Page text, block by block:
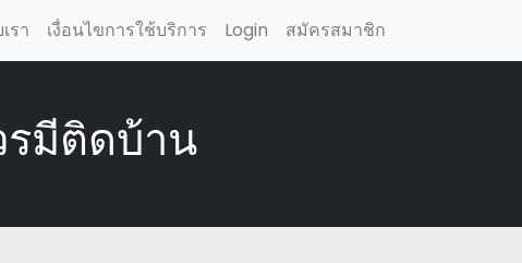
รา เงื่อนไขการใช้บริการ Login สมัครสมาชิก
มีติดบ้าน